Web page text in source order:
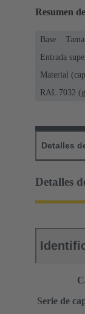
Resumen
Base
Entrada
Material
RAL 7032
Detalles
Detalles
Serie de